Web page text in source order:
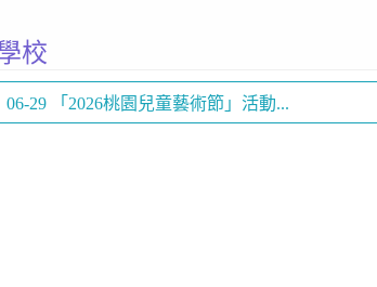
06-29 「2026桃園兒童藝術節」活動...
校